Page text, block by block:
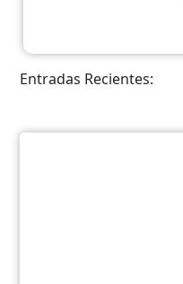
Entradas Recientes: